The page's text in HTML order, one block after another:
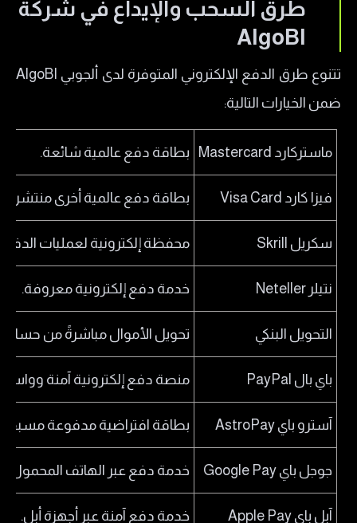
طرق السحب والإيداع في شركة
AlgoBI
تتنوع طرق الدفع الإلكتروني المتوفرة لدى ألجوبي AlgoBI
ضمن الخيارات التالية:
ماستركارد Mastercard بطاقة دفع عالمية شائعة.
فيزا كارد Visa Card بطاقة دفع عالمية أخرى
سكريل Skrill محفظة إلكترونية لعمليات
نتيلر Neteller خدمة دفع إلكترونية معروفة.
التحويل البنكي تحويل الأموال مباشرةً من
باي بال PayPal منصة دفع إلكترونية آمنة
آسترو باي AstroPay بطاقة افتراضية مدفوعة مسبقًا.
جوجل باي Google Pay خدمة دفع عبر الهاتف المحمول
آبل باي Apple Pay خدمة دفع آمنة عبر أجهزة أبل.